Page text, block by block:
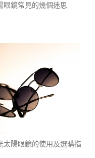
眼鏡常見的幾個迷思
太陽眼鏡的使用及選購指